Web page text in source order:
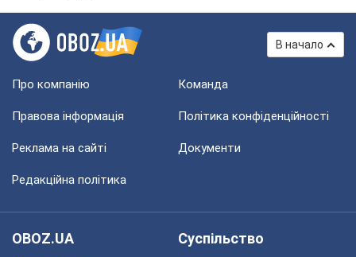
В начало
Про компанію Команда
Правова інформація Політика конфіденційності
Реклама на сайті Документи
Редакційна політика
OBOZ.UA
Суспільство